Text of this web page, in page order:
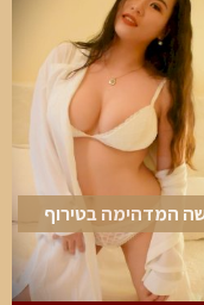
המדהימה בטירוף